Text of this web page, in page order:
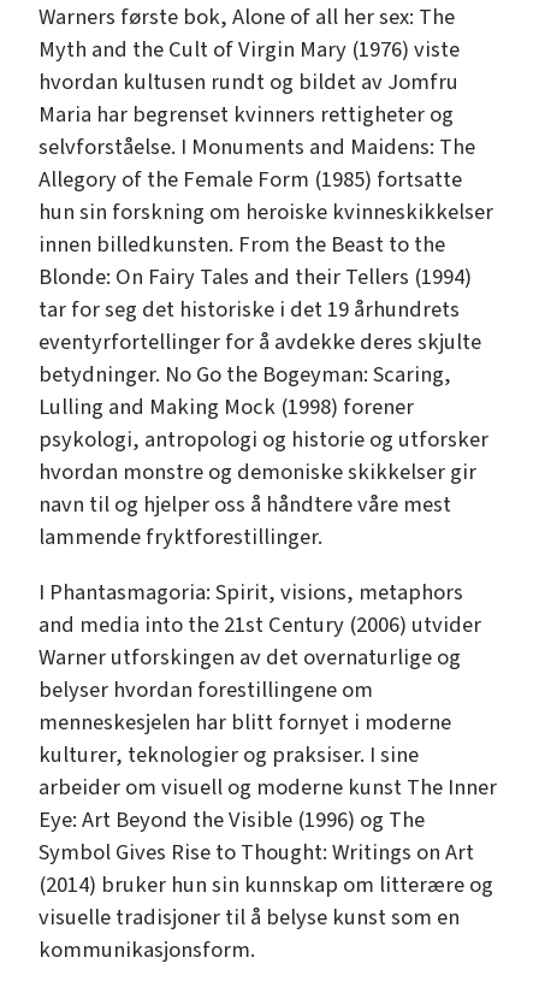
Warners første bok, Alone of all her sex: The
Myth and the Cult of Virgin Mary (1976) viste
hvordan kultusen rundt og bildet av Jomfru
Maria har begrenset kvinners rettigheter og
selvforståelse. I Monuments and Maidens: The
Allegory of the Female Form (1985) fortsatte
hun sin forskning om heroiske kvinneskikkelser
innen billedkunsten. From the Beast to the
Blonde: On Fairy Tales and their Tellers (1994)
tar for seg det historiske i det 19 århundrets
eventyrfortellinger for å avdekke deres skjulte
betydninger. No Go the Bogeyman: Scaring,
Lulling and Making Mock (1998) forener
psykologi, antropologi og historie og utforsker
hvordan monstre og demoniske skikkelser gir
navn til og hjelper oss å håndtere våre mest
lammende fryktforestillinger.
I Phantasmagoria: Spirit, visions, metaphors
and media into the 21st Century (2006) utvider
Warner utforskingen av det overnaturlige og
belyser hvordan forestillingene om
menneskesjelen har blitt fornyet i moderne
kulturer, teknologier og praksiser. I sine
arbeider om visuell og moderne kunst The Inner
Eye: Art Beyond the Visible (1996) og The
Symbol Gives Rise to Thought: Writings on Art
(2014) bruker hun sin kunnskap om litterære og
visuelle tradisjoner til å belyse kunst som en
kommunikasjonsform.